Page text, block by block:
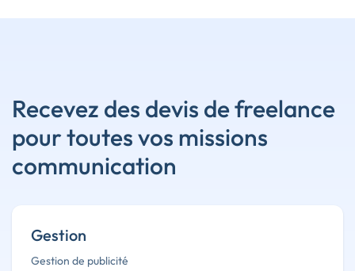
Recevez des devis de freelance
pour toutes vos missions
communication
Gestion
Gestion de publicité